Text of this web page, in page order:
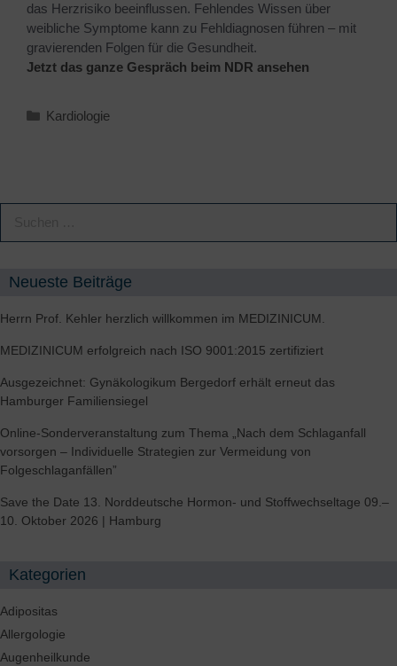
das Herzrisiko beeinflussen. Fehlendes Wissen über
weibliche Symptome kann zu Fehldiagnosen führen – mit
gravierenden Folgen für die Gesundheit.
Jetzt das ganze Gespräch beim NDR ansehen
Kardiologie
Neueste Beiträge
Herrn Prof. Kehler herzlich willkommen im MEDIZINICUM.
MEDIZINICUM erfolgreich nach ISO 9001:2015 zertifiziert
Ausgezeichnet: Gynäkologikum Bergedorf erhält erneut das
Hamburger Familiensiegel
Online-Sonderveranstaltung zum Thema „Nach dem Schlaganfall
vorsorgen – Individuelle Strategien zur Vermeidung von
Folgeschlaganfällen”
Save the Date 13. Norddeutsche Hormon- und Stoffwechseltage 09.–
10. Oktober 2026 | Hamburg
Kategorien
Adipositas
Allergologie
Augenheilkunde